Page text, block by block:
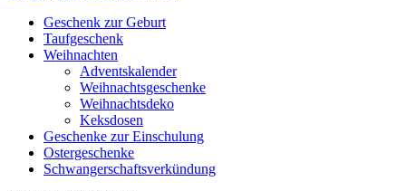
Geschenk zur Geburt
Taufgeschenk
Weihnachten
Adventskalender
Weihnachtsgeschenke
Weihnachtsdeko
Keksdosen
Geschenke zur Einschulung
Ostergeschenke
Schwangerschaftsverkündung